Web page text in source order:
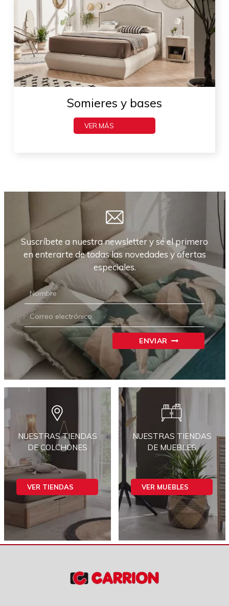
Somieres y bases
VER MÁS
Suscríbete a nuestra newsletter y sé el primero
en enterarte de todas las novedades y ofertas
especiales.
NEWSLETTER
CARRIÓN
ENVIAR
NUESTRAS TIENDAS
DE COLCHONES
VER TIENDAS
NUESTRAS TIENDAS
DE MUEBLES
VER MUEBLES